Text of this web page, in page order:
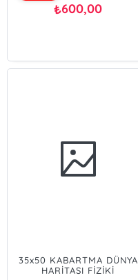
₺600,00
35x50 KABARTMA DÜNYA
HARİTASI FİZİKİ